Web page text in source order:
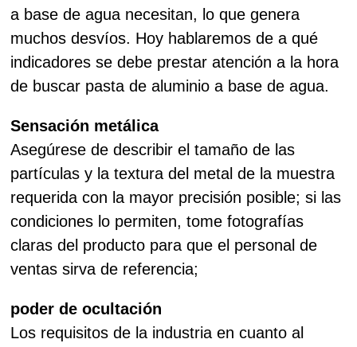
a base de agua necesitan, lo que genera
muchos desvíos. Hoy hablaremos de a qué
indicadores se debe prestar atención a la hora
de buscar pasta de aluminio a base de agua.
Sensación metálica
Asegúrese de describir el tamaño de las
partículas y la textura del metal de la muestra
requerida con la mayor precisión posible; si las
condiciones lo permiten, tome fotografías
claras del producto para que el personal de
ventas sirva de referencia;
poder de ocultación
Los requisitos de la industria en cuanto al